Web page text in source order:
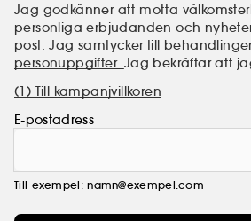
Jag godkänner att motta
personliga erbjudanden och
post. Jag samtycker till
personuppgifter. Jag bekräftar att
(1) Till kampanjvillkoren
E-postadress
Till exempel: namn@exempel.com